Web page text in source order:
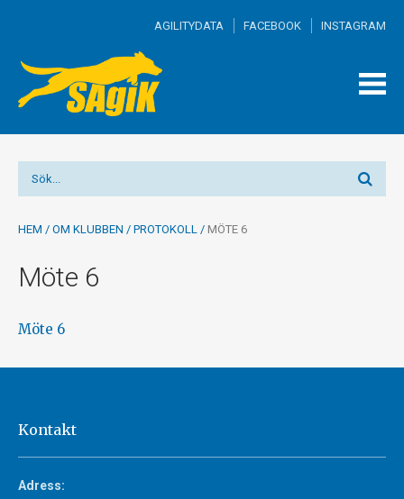
AGILITYDATA FACEBOOK INSTAGRAM
HEM / OM KLUBBEN / PROTOKOLL / MÖTE 6
Möte 6
Möte 6
Kontakt
Adress: